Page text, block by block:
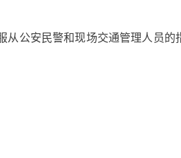
公安民警和现场交通管理人员